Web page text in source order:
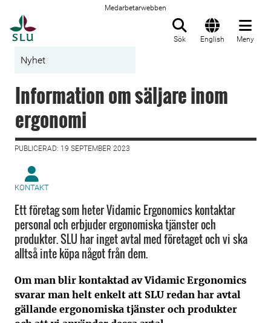
Medarbetarwebben
Sök English Meny
Nyhet
Information om säljare inom
ergonomi
PUBLICERAD: 19 SEPTEMBER 2023
KONTAKT
Ett företag som heter Vidamic Ergonomics kontaktar
personal och erbjuder ergonomiska tjänster och
produkter. SLU har inget avtal med företaget och vi ska
alltså inte köpa något från dem.
Om man blir kontaktad av Vidamic Ergonomics
svarar man helt enkelt att SLU redan har avtal
gällande ergonomiska tjänster och produkter